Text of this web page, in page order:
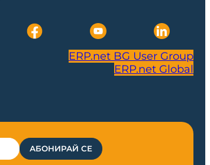
ERP.net BG User Group
ERP.net Global